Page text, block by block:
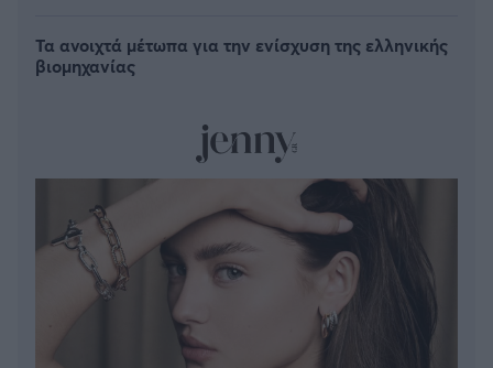
Τα ανοιχτά μέτωπα για την ενίσχυση της ελληνικής
βιομηχανίας